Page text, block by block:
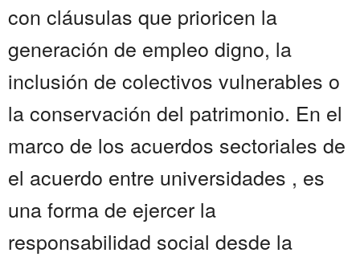
con cláusulas que prioricen la
generación de empleo digno, la
inclusión de colectivos vulnerables o
la conservación del patrimonio. En el
marco de los acuerdos sectoriales de
el acuerdo entre universidades , es
una forma de ejercer la
responsabilidad social desde la